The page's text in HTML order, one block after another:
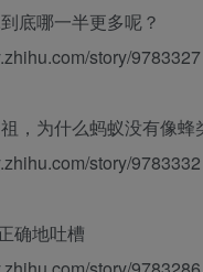
底哪一半更多呢？
story/9783327
，为什么蚂蚁没有像蜂
story/9783332
确地吐槽